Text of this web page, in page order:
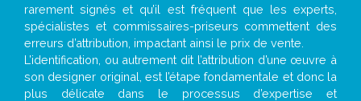
rarement signés et qu’il est fréquent que les experts,
spécialistes et commissaires-priseurs commettent des
erreurs d’attribution, impactant ainsi le prix de vente.
L’identification, ou autrement dit l’attribution d’une œuvre à
son designer original, est l’étape fondamentale et donc la
plus délicate dans le processus d’expertise et